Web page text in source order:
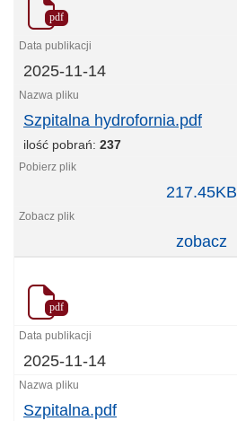
pdf
2025-11-14
Szpitalna hydrofornia.pdf
ilość pobrań: 237
hydrofornia.pdf
217.45KB
zobacz
pdf
2025-11-14
Szpitalna.pdf